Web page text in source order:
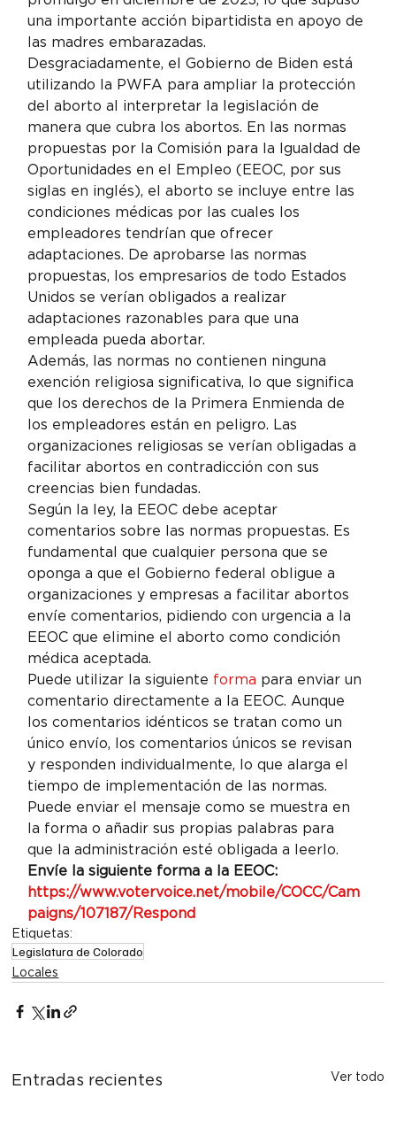
una importante acción bipartidista en apoyo de
las madres embarazadas.
Desgraciadamente, el Gobierno de Biden está
utilizando la PWFA para ampliar la protección
del aborto al interpretar la legislación de
manera que cubra los abortos. En las normas
propuestas por la Comisión para la Igualdad de
Oportunidades en el Empleo (EEOC, por sus
siglas en inglés), el aborto se incluye entre las
condiciones médicas por las cuales los
empleadores tendrían que ofrecer
adaptaciones. De aprobarse las normas
propuestas, los empresarios de todo Estados
Unidos se verían obligados a realizar
adaptaciones razonables para que una
empleada pueda abortar.
Además, las normas no contienen ninguna
exención religiosa significativa, lo que significa
que los derechos de la Primera Enmienda de
los empleadores están en peligro. Las
organizaciones religiosas se verían obligadas a
facilitar abortos en contradicción con sus
creencias bien fundadas.
Según la ley, la EEOC debe aceptar
comentarios sobre las normas propuestas. Es
fundamental que cualquier persona que se
oponga a que el Gobierno federal obligue a
organizaciones y empresas a facilitar abortos
envíe comentarios, pidiendo con urgencia a la
EEOC que elimine el aborto como condición
médica aceptada.
Puede utilizar la siguiente forma para enviar un
comentario directamente a la EEOC. Aunque
los comentarios idénticos se tratan como un
único envío, los comentarios únicos se revisan
y responden individualmente, lo que alarga el
tiempo de implementación de las normas.
Puede enviar el mensaje como se muestra en
la forma o añadir sus propias palabras para
que la administración esté obligada a leerlo.
Envíe la siguiente forma a la EEOC:
https://www.votervoice.net/mobile/COCC/Cam
paigns/107187/Respond
Etiquetas:
Legislatura de Colorado
Locales
Entradas recientes Ver todo